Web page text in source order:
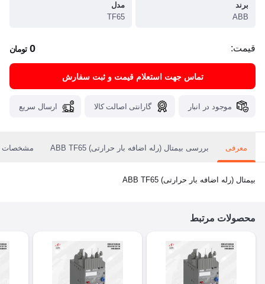
برند
ABB
مدل
TF65
قیمت: 0 تومان
تماس جهت استعلام قیمت و ثبت سفارش
موجود در انبار گارانتی اصالت کالا ارسال سریع
معرفی بررسی بیمتال (رله اضافه بار حرارتی) ABB TF65 مشخصات
بیمتال (رله اضافه بار حرارتی) ABB TF65
محصولات مرتبط